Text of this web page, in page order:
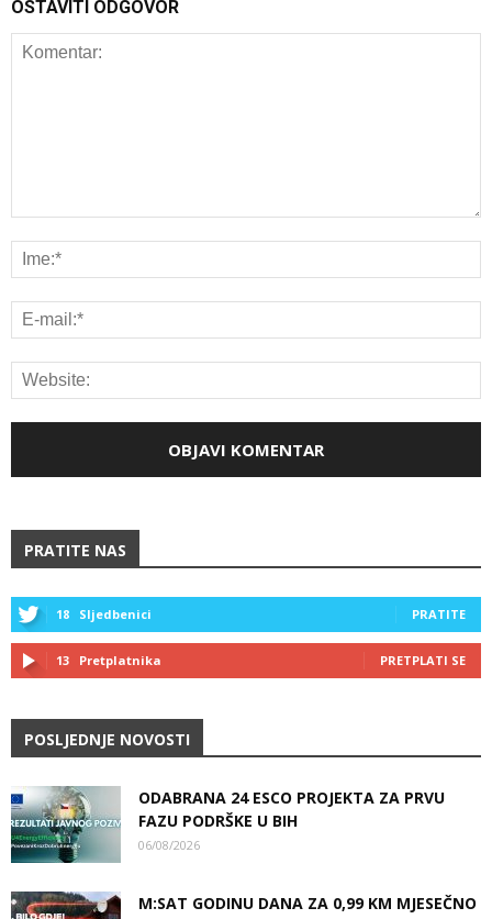
OSTAVITI ODGOVOR
PRATITE NAS
18 Sljedbenici PRATITE
13 Pretplatnika PRETPLATI SE
POSLJEDNJE NOVOSTI
ODABRANA 24 ESCO PROJEKTA ZA PRVU
FAZU PODRŠKE U BIH
06/08/2026
M:SAT GODINU DANA ZA 0,99 KM MJESEČNO